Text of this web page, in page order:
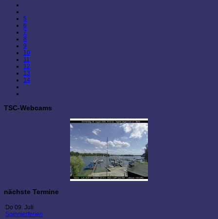
5
6
7
8
9
10
11
12
13
14
TSC-Webcams
nächste Termine
Do 09. Juli
Sommerferien